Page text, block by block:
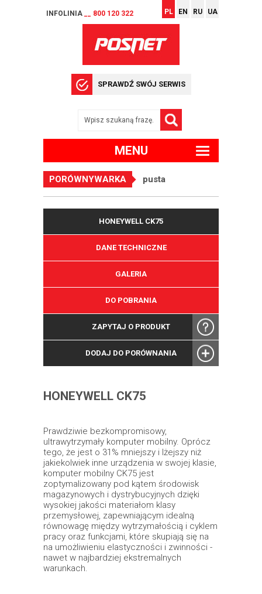
INFOLINIA __ 800 120 322 PL EN RU UA
SPRAWDŹ SWÓJ SERWIS
MENU
PORÓWNYWARKA pusta
HONEYWELL CK75
DANE TECHNICZNE
GALERIA
DO POBRANIA
ZAPYTAJ O PRODUKT
DODAJ DO PORÓWNANIA
HONEYWELL CK75
Prawdziwie bezkompromisowy,
ultrawytrzymały komputer mobilny. Oprócz
tego, że jest o 31% mniejszy i lżejszy niż
jakiekolwiek inne urządzenia w swojej klasie,
komputer mobilny CK75 jest
zoptymalizowany pod kątem środowisk
magazynowych i dystrybucyjnych dzięki
wysokiej jakości materiałom klasy
przemysłowej, zapewniającym idealną
równowagę między wytrzymałością i cyklem
pracy oraz funkcjami, które skupiają się na
na umożliwieniu elastyczności i zwinności -
nawet w najbardziej ekstremalnych
warunkach.